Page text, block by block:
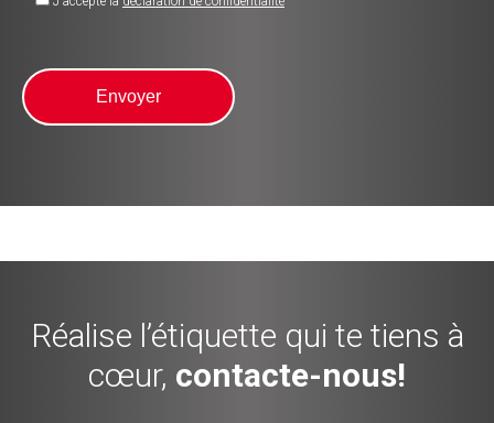
Réalise l’étiquette qui te tiens à
cœur, contacte-nous!